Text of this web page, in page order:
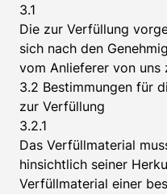
3.1
Die zur Verfüllung
sich nach den
vom Anlieferer von uns
3.2 Bestimmungen für
zur Verfüllung
3.2.1
Das Verfüllmaterial
hinsichtlich seiner
Verfüllmaterial einer